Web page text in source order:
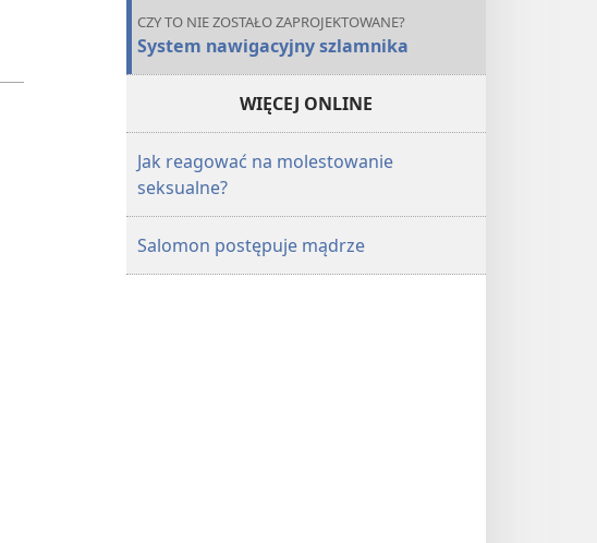
CZY TO NIE ZOSTAŁO ZAPROJEKTOWANE?
System nawigacyjny szlamnika
WIĘCEJ ONLINE
Jak reagować na molestowanie
seksualne?
Salomon postępuje mądrze